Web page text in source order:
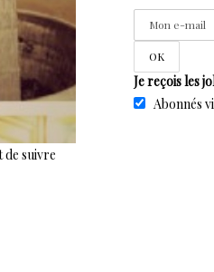
de suivre
Je reçois les
Abonnés